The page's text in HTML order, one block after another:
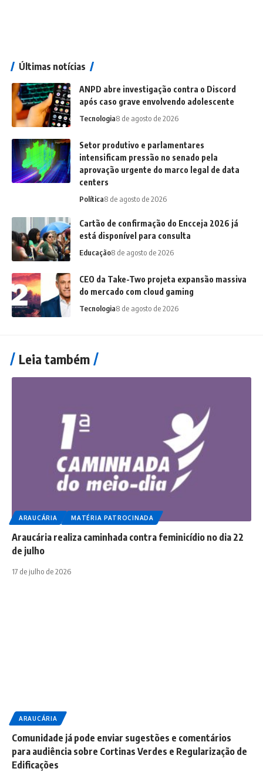
Últimas notícias
ANPD abre investigação contra o Discord
após caso grave envolvendo adolescente
Tecnologia8 de agosto de 2026
Setor produtivo e parlamentares
intensificam pressão no senado pela
aprovação urgente do marco legal de data
centers
Política8 de agosto de 2026
Cartão de confirmação do Encceja 2026 já
está disponível para consulta
Educação8 de agosto de 2026
CEO da Take-Two projeta expansão massiva
do mercado com cloud gaming
Tecnologia8 de agosto de 2026
Leia também
ARAUCÁRIA MATÉRIA PATROCINADA
Araucária realiza caminhada contra feminicídio no dia 22
de julho
17 de julho de 2026
ARAUCÁRIA
Comunidade já pode enviar sugestões e comentários
para audiência sobre Cortinas Verdes e Regularização de
Edificações